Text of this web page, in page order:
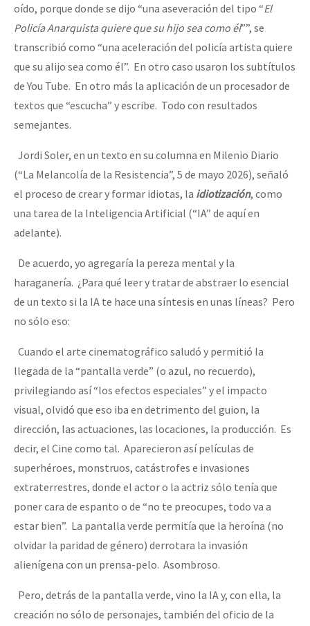
oído, porque donde se dijo “una aseveración del tipo “El
Policía Anarquista quiere que su hijo sea como él””, se
transcribió como “una aceleración del policía artista quiere
que su alijo sea como él”. En otro caso usaron los subtítulos
de You Tube. En otro más la aplicación de un procesador de
textos que “escucha” y escribe. Todo con resultados
semejantes.
Jordi Soler, en un texto en su columna en Milenio Diario
(“La Melancolía de la Resistencia”, 5 de mayo 2026), señaló
el proceso de crear y formar idiotas, la idiotización, como
una tarea de la Inteligencia Artificial (“IA” de aquí en
adelante).
De acuerdo, yo agregaría la pereza mental y la
haraganería. ¿Para qué leer y tratar de abstraer lo esencial
de un texto si la IA te hace una síntesis en unas líneas? Pero
no sólo eso:
Cuando el arte cinematográfico saludó y permitió la
llegada de la “pantalla verde” (o azul, no recuerdo),
privilegiando así “los efectos especiales” y el impacto
visual, olvidó que eso iba en detrimento del guion, la
dirección, las actuaciones, las locaciones, la producción. Es
decir, el Cine como tal. Aparecieron así películas de
superhéroes, monstruos, catástrofes e invasiones
extraterrestres, donde el actor o la actriz sólo tenía que
poner cara de espanto o de “no te preocupes, todo va a
estar bien”. La pantalla verde permitía que la heroína (no
olvidar la paridad de género) derrotara la invasión
alienígena con un prensa-pelo. Asombroso.
Pero, detrás de la pantalla verde, vino la IA y, con ella, la
creación no sólo de personajes, también del oficio de la